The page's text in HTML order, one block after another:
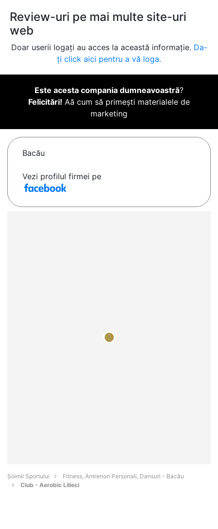
Review-uri pe mai multe site-uri
web
Doar userii logați au acces la această informație. Da-
ți click aici pentru a vă loga.
Este acesta compania dumneavoastră?
Felicitări! Aă cum să primești materialele de
marketing
Bacău
Vezi profilul firmei pe
Șoimii Sportului
Fitness, Antrenori Personali, Dansuri - Bacău
Club - Aerobic Lilieci